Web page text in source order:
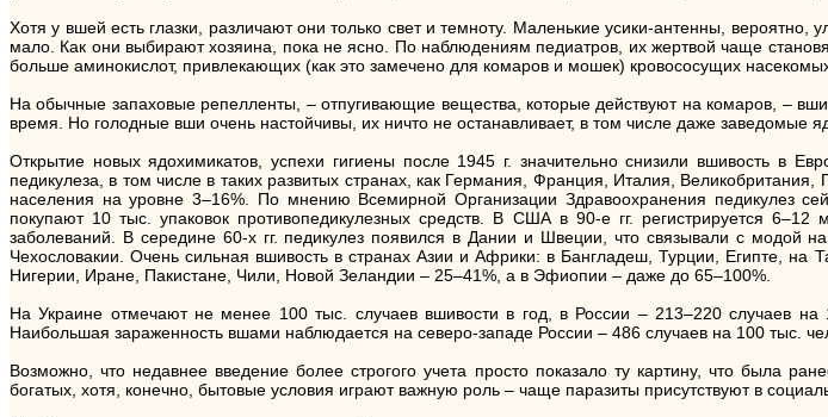
Хотя у вшей есть глазки, различают они только свет и темноту. Маленькие усики-антенны,
мало. Как они выбирают хозяина, пока не ясно. По наблюдениям педиатров, их жертвой чаще
больше аминокислот, привлекающих (как это замечено для комаров и мошек) кровососущих
На обычные запаховые репелленты, – отпугивающие вещества, которые действуют на комаров, –
время. Но голодные вши очень настойчивы, их ничто не останавливает, в том числе даже заведомые
Открытие новых ядохимикатов, успехи гигиены после 1945 г. значительно снизили вшивость в
педикулеза, в том числе в таких развитых странах, как Германия, Франция, Италия,
населения на уровне 3–16%. По мнению Всемирной Организации Здравоохранения педикулез
покупают 10 тыс. упаковок противопедикулезных средств. В США в 90-е гг. регистрируется
заболеваний. В середине 60-х гг. педикулез появился в Дании и Швеции, что связывали с
Чехословакии. Очень сильная вшивость в странах Азии и Африки: в Бангладеш, Турции, Египте,
Нигерии, Иране, Пакистане, Чили, Новой Зеландии – 25–41%, а в Эфиопии – даже до 65–100%.
На Украине отмечают не менее 100 тыс. случаев вшивости в год, в России – 213–220 случаев
Наибольшая зараженность вшами наблюдается на северо-западе России – 486 случаев на 100 тыс.
Возможно, что недавнее введение более строгого учета просто показало ту картину, что была
богатых, хотя, конечно, бытовые условия играют важную роль – чаще паразиты присутствуют в